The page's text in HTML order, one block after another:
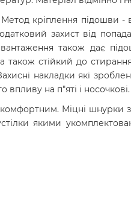
кріплення підошви -
захист від
також дає
стійкий до
накладки які
на п"яті і носочкові.
Міцні шнурки
якими